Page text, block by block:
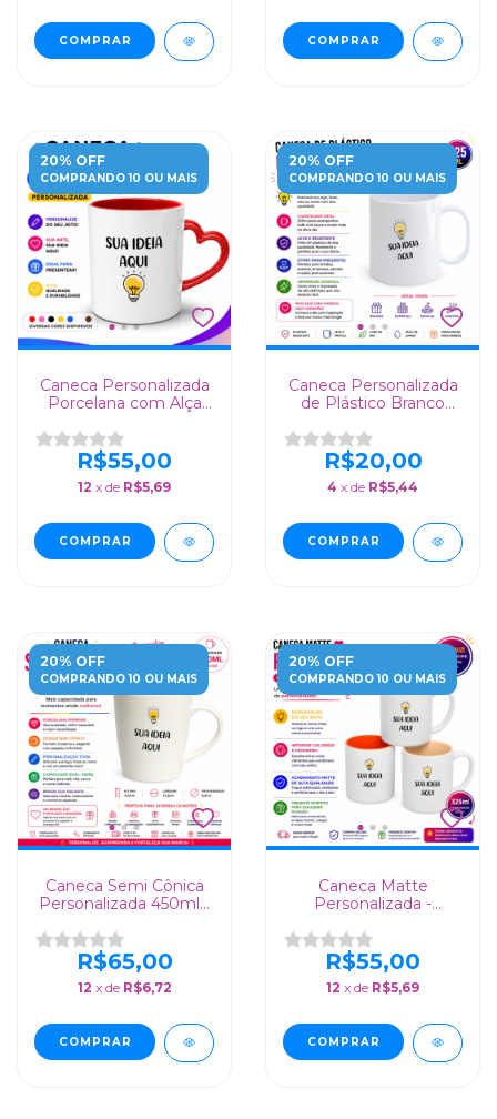
20% OFF
COMPRANDO 10 OU MAIS
Caneca Personalizada
Porcelana com Alça
R$55,00
12 x de R$5,69
20% OFF
COMPRANDO 10 OU MAIS
Caneca Personalizada
de Plástico Branco
R$20,00
4 x de R$5,44
20% OFF
COMPRANDO 10 OU MAIS
Caneca Semi Cônica
Personalizada 450ml -
Empresas
R$65,00
12 x de R$6,72
20% OFF
COMPRANDO 10 OU MAIS
Caneca Matte
Personalizada -
Presente Único para
Todas as Ocasiões!
R$55,00
12 x de R$5,69